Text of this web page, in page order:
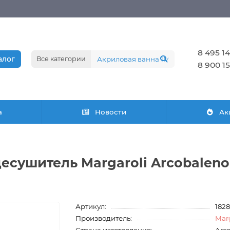
Все категории
8 495
8 900
Новости
Margaroli Arcobaleno
Артикул:
Производитель: